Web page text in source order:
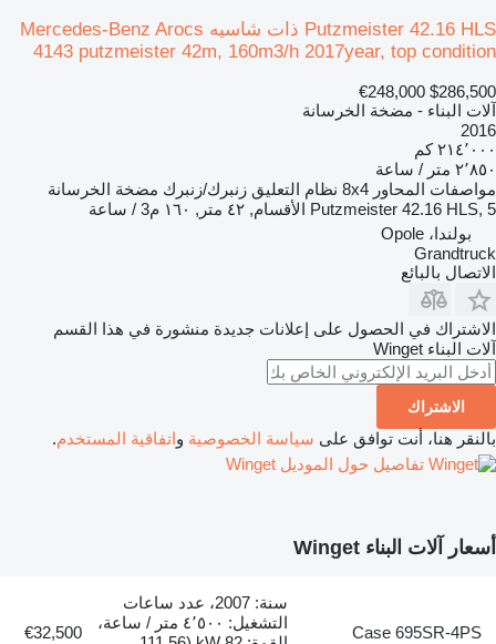
Putzmeister 42.16 HLS ذات شاسيه Mercedes-Benz Arocs
4143 putzmeister 42m, 160m3/h 2017year, top condition
$286,500
€248,000
آلات البناء - مضخة الخرسانة
2016
٢١٤٬٠٠٠ كم
٢٬٨٥٠ متر / ساعة
مواصفات المحاور 8x4 نظام التعليق زنبرك/زنبرك مضخة الخرسانة
Putzmeister 42.16 HLS, 5 الأقسام, ٤٢ متر, ١٦٠ م3 / ساعة
بولندا، Opole
Grandtruck
الاتصال بالبائع
الاشتراك في الحصول على إعلانات جديدة منشورة في هذا القسم
آلات البناء Winget
الاشتراك
بالنقر هنا، أنت توافق على سياسة الخصوصية واتفاقية المستخدم.
تفاصيل حول الموديل Winget
أسعار آلات البناء Winget
Case 695SR-4PS
سنة: 2007، عدد ساعات
التشغيل: ٤٬٥٠٠ متر / ساعة،
€32,500